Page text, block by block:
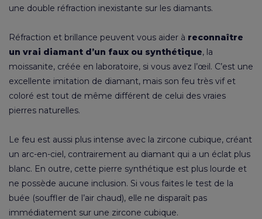
une double réfraction inexistante sur les diamants.
Réfraction et brillance peuvent vous aider à reconnaître
un vrai diamant d’un faux ou synthétique, la
moissanite, créée en laboratoire, si vous avez l’œil. C’est une
excellente imitation de diamant, mais son feu très vif et
coloré est tout de même différent de celui des vraies
pierres naturelles.
Le feu est aussi plus intense avec la zircone cubique, créant
un arc-en-ciel, contrairement au diamant qui a un éclat plus
blanc. En outre, cette pierre synthétique est plus lourde et
ne possède aucune inclusion. Si vous faites le test de la
buée (souffler de l’air chaud), elle ne disparaît pas
immédiatement sur une zircone cubique.